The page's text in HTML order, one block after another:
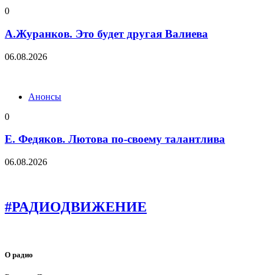
0
А.Журанков. Это будет другая Валиева
06.08.2026
Анонсы
0
Е. Федяков. Лютова по-своему талантлива
06.08.2026
#РАДИОДВИЖЕНИЕ
О радио